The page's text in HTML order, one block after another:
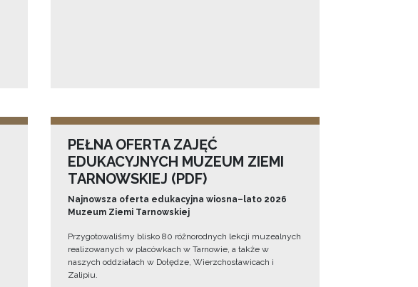
PEŁNA OFERTA ZAJĘĆ
EDUKACYJNYCH MUZEUM ZIEMI
TARNOWSKIEJ (PDF)
Najnowsza oferta edukacyjna wiosna–lato 2026
Muzeum Ziemi Tarnowskiej
Przygotowaliśmy blisko 80 różnorodnych lekcji muzealnych
realizowanych w placówkach w Tarnowie, a także w
naszych oddziałach w Dołędze, Wierzchosławicach i
Zalipiu.